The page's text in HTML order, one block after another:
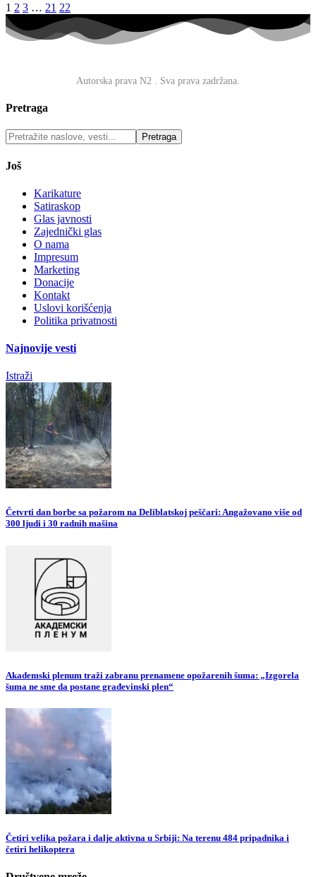
1 2 3 … 21 22
Autorska prava N2
. Sva prava zadržana.
Pretraga
Još
Karikature
Satiraskop
Glas javnosti
Zajednički glas
O nama
Impresum
Marketing
Donacije
Kontakt
Uslovi korišćenja
Politika privatnosti
Najnovije vesti
Istraži
Četvrti dan borbe sa požarom na Deliblatskoj peščari: Angažovano više od
300 ljudi i 30 radnih mašina
Akademski plenum traži zabranu prenamene opožarenih šuma: „Izgorela
šuma ne sme da postane građevinski plen“
Četiri velika požara i dalje aktivna u Srbiji: Na terenu 484 pripadnika i
četiri helikoptera